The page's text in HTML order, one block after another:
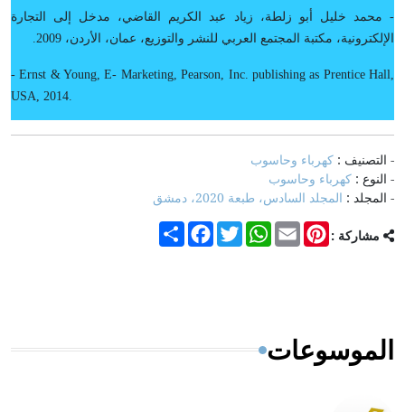
- محمد خليل أبو زلطة، زياد عبد الكريم القاضي، مدخل إلى التجارة
الإلكترونية، مكتبة المجتمع العربي للنشر والتوزيع، عمان، الأردن، 2009.
- Ernst & Young, E- Marketing, Pearson, Inc. publishing as Prentice Hall,
USA, 2014.
- التصنيف : كهرباء وحاسوب
- النوع : كهرباء وحاسوب
- المجلد : المجلد السادس، طبعة 2020، دمشق
مشاركة : Share
FacebookTwitter
WhatsAppEmail
Pinterest
الموسوعات